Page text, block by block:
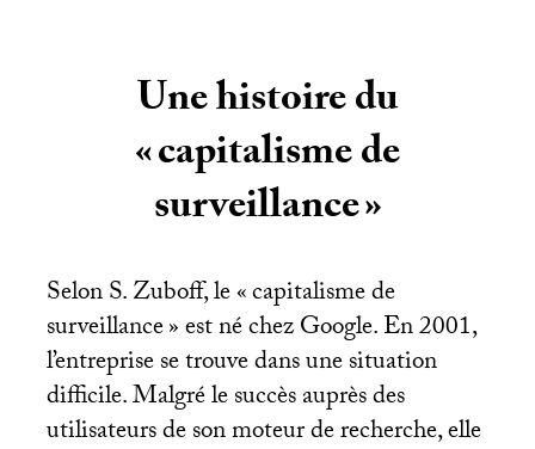
Une histoire du
«capitalisme de
surveillance»
Selon S. Zuboff, le «capitalisme de
surveillance» est né chez Google. En 2001,
l’entreprise se trouve dans une situation
difficile. Malgré le succès auprès des
utilisateurs de son moteur de recherche, elle